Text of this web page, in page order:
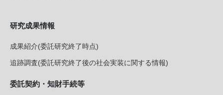
研究成果情報
成果紹介(委託研究終了時点)
追跡調査(委託研究終了後の社会実装に関する情報)
委託契約・知財手続等